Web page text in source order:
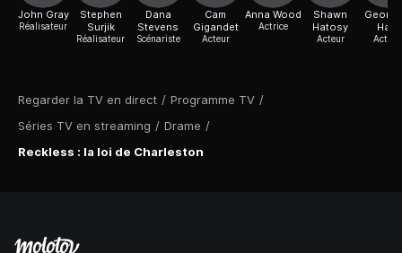
Regarder la TV en direct / Programme TV /
Séries TV en streaming / Drame /
Reckless : la loi de Charleston
John Gray
Réalisateur
Stephen
Surjik
Réalisateur
Dana
Stevens
Scénariste
Cam
Gigandet
Acteur
Anna Wood
Actrice
Shawn
Hatosy
Acteur
Haig
Actrice